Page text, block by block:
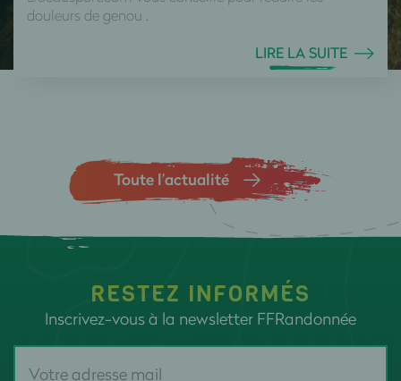
douleurs de genou .
LIRE LA SUITE
Toute l’actualité
RESTEZ INFORMÉS
Inscrivez-vous à la newsletter FFRandonnée